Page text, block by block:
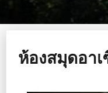
ห้องสมุดอา